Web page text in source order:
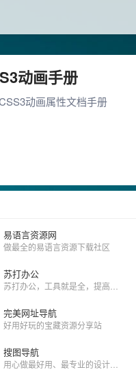
动画手册
动画属性文档手册
易语言资源网
做最全的易语言资源下载社区
苏打办公
完美网址导航
好用好玩的宝藏资源分享站
搜图导航